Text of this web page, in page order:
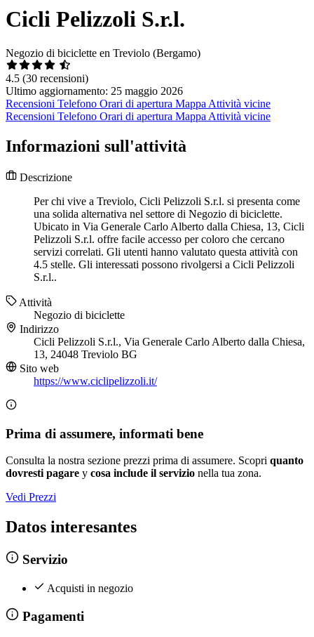
Cicli Pelizzoli S.r.l.
Negozio di biciclette en Treviolo (Bergamo)
4.5 (30 recensioni)
Ultimo aggiornamento: 25 maggio 2026
Recensioni Telefono Orari di apertura Mappa Attività vicine
Recensioni Telefono Orari di apertura Mappa Attività vicine
Informazioni sull'attività
Descrizione
Per chi vive a Treviolo, Cicli Pelizzoli S.r.l. si presenta come
una solida alternativa nel settore di Negozio di biciclette.
Ubicato in Via Generale Carlo Alberto dalla Chiesa, 13, Cicli
Pelizzoli S.r.l. offre facile accesso per coloro che cercano
servizi correlati. Gli utenti hanno valutato questa attività con
4.5 stelle. Gli interessati possono rivolgersi a Cicli Pelizzoli
S.r.l..
Attività
Negozio di biciclette
Indirizzo
Cicli Pelizzoli S.r.l., Via Generale Carlo Alberto dalla Chiesa,
13, 24048 Treviolo BG
Sito web
https://www.ciclipelizzoli.it/
Prima di assumere, informati bene
Consulta la nostra sezione prezzi prima di assumere. Scopri quanto
dovresti pagare y cosa include il servizio nella tua zona.
Vedi Prezzi
Datos interesantes
Servizio
Acquisti in negozio
Pagamenti